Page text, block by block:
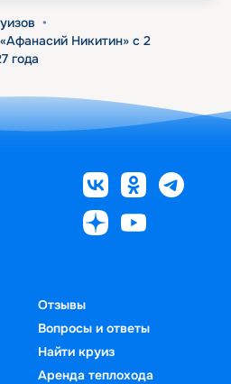
•
Никитин» с 2
года
Отзывы
Вопросы и ответы
Найти круиз
Аренда теплохода